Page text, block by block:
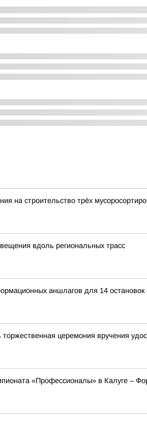
на строительство трёх
вдоль региональных трасс
аншлагов для 14 остановок
церемония вручения
«Профессионалы» в Калуге –